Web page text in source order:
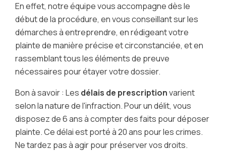
En effet, notre équipe vous accompagne dès le
début de la procédure, en vous conseillant sur les
démarches à entreprendre, en rédigeant votre
plainte de manière précise et circonstanciée, et en
rassemblant tous les éléments de preuve
nécessaires pour étayer votre dossier.
Bon à savoir : Les délais de prescriptionvarient
selon la nature de l'infraction. Pour un délit, vous
disposez de 6 ans à compter des faits pour déposer
plainte. Ce délai est porté à 20 ans pour les crimes.
Ne tardez pas à agir pour préserver vos droits.